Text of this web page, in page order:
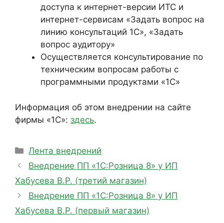
доступа к интернет-версии ИТС и
интернет-сервисам «Задать вопрос на
линию консультаций 1С», «Задать
вопрос аудитору»
Осуществляется консультирование по
техническим вопросам работы с
программными продуктами «1С»
Информация об этом внедрении на сайте
фирмы «1С»: здесь.
Рубрики
Лента внедрений
Внедрение ПП «1С:Розница 8» у ИП
Хабусева В.Р. (третий магазин)
Внедрение ПП «1С:Розница 8» у ИП
Хабусева В.Р. (первый магазин)